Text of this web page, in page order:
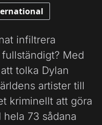
infiltrera
Med
tolka Dylan
artister till
kriminellt att göra
73 sådana